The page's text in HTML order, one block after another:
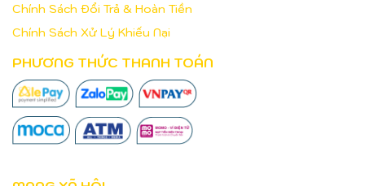
Chính Sách Đổi Trả & Hoàn Tiền
Chính Sách Xử Lý Khiếu Nại
PHƯƠNG THỨC THANH TOÁN